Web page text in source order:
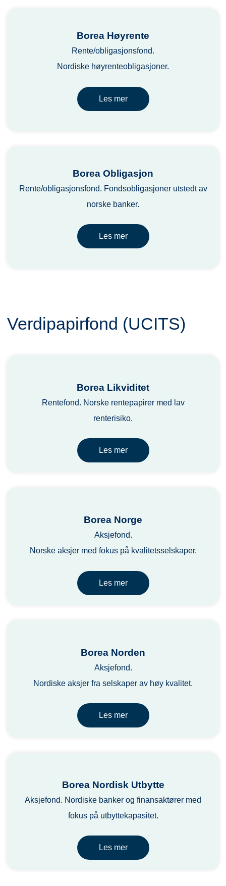
Borea Høyrente
Rente/obligasjonsfond.
Nordiske høyrenteobligasjoner.
Les mer
Borea Obligasjon
Rente/obligasjonsfond. Fondsobligasjoner utstedt av
norske banker.
Les mer
Verdipapirfond (UCITS)
Borea Likviditet
Rentefond. Norske rentepapirer med lav
renterisiko.
Les mer
Borea Norge
Aksjefond.
Norske aksjer med fokus på kvalitetsselskaper.
Les mer
Borea Norden
Aksjefond.
Nordiske aksjer fra selskaper av høy kvalitet.
Les mer
Borea Nordisk Utbytte
Aksjefond. Nordiske banker og finansaktører med
fokus på utbyttekapasitet.
Les mer